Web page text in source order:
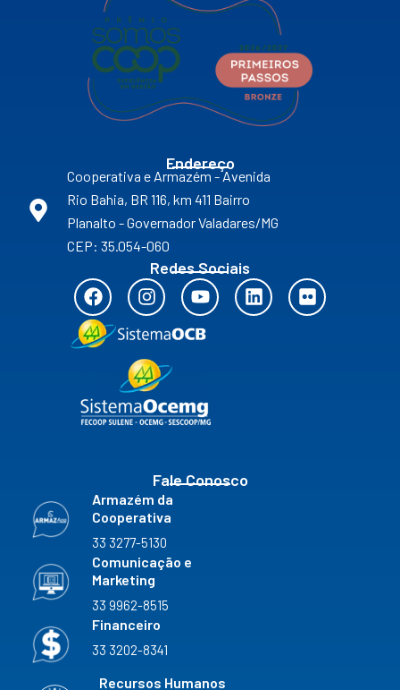
Endereço
Cooperativa e Armazém - Avenida
Rio Bahia, BR 116, km 411 Bairro
Planalto - Governador Valadares/MG
CEP: 35.054-060
Redes Sociais
F
a
c
e
o
k
I
n
t
a
g
r
a
Y
o
u
t
e
L
i
F
l
Fale Conosco
Armazém da
Cooperativa
33 3277-5130
Comunicação e
Marketing
33 9962-8515
Financeiro
33 3202-8341
Recursos Humanos